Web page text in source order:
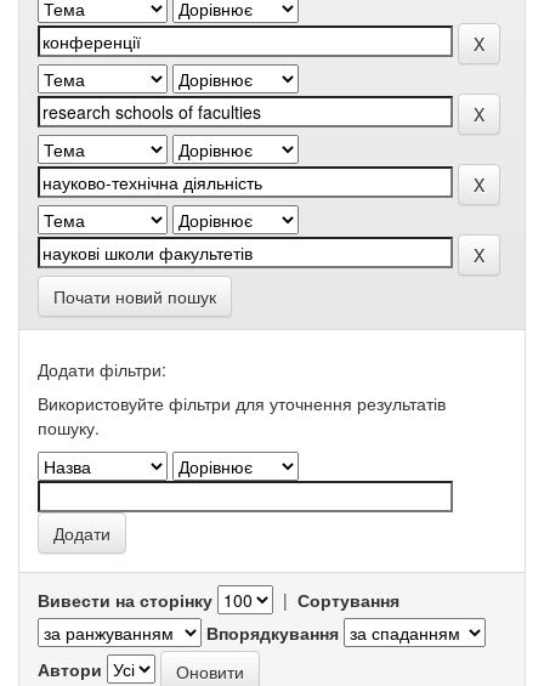
Почати новий пошук
Додати фільтри:
Використовуйте фільтри для уточнення результатів
пошуку.
Вивести на сторінку | Сортування
Впорядкування
Автори